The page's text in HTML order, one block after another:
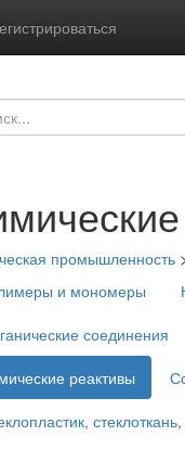
промышленность
и мономеры
соединения
реактивы